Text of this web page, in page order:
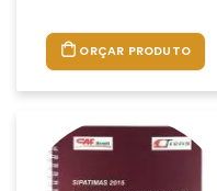
ORÇAR PRODUTO